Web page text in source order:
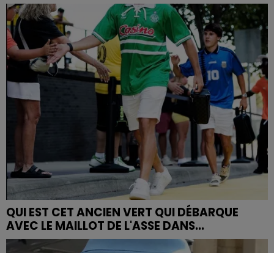
QUI EST CET ANCIEN VERT QUI DÉBARQUE
AVEC LE MAILLOT DE L'ASSE DANS...